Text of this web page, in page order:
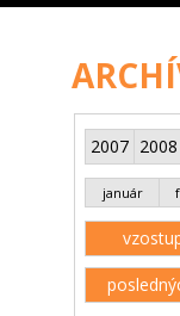
2007 2008
január